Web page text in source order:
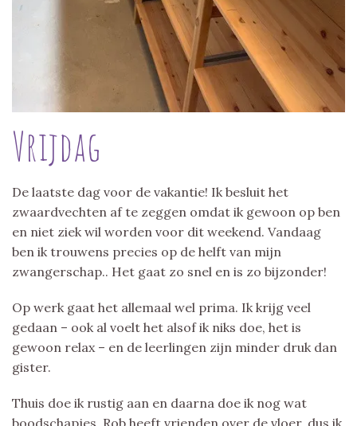
Vrijdag
De laatste dag voor de vakantie! Ik besluit het
zwaardvechten af te zeggen omdat ik gewoon op ben
en niet ziek wil worden voor dit weekend. Vandaag
ben ik trouwens precies op de helft van mijn
zwangerschap.. Het gaat zo snel en is zo bijzonder!
Op werk gaat het allemaal wel prima. Ik krijg veel
gedaan – ook al voelt het alsof ik niks doe, het is
gewoon relax – en de leerlingen zijn minder druk dan
gister.
Thuis doe ik rustig aan en daarna doe ik nog wat